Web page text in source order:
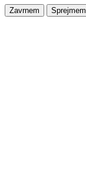
Zavrnem Sprejmem